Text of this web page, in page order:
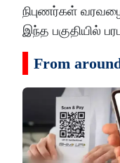
நிபுணர்கள்
இந்த பகுதியில்
From